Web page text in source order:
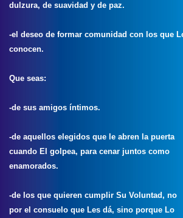
dulzura, de suavidad y de paz.
-el deseo de formar comunidad con los que
conocen.
Que seas:
-de sus amigos íntimos.
-de aquellos elegidos que le abren la puerta
cuando El golpea, para cenar juntos como
enamorados.
-de los que quieren cumplir Su Voluntad, no
por el consuelo que Les dá, sino porque Lo